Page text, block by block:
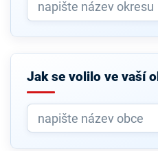
Jak se volilo ve vaší